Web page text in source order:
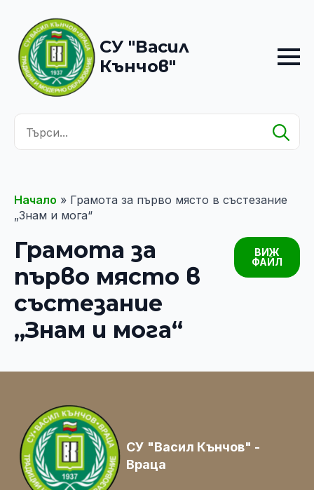
СУ "Васил
Кънчов"
Начало » Грамота за първо място в състезание
„Знам и мога“
Грамота за
първо място в
състезание
„Знам и мога“
ВИЖ
ФАЙЛ
СУ "Васил Кънчов" -
Враца